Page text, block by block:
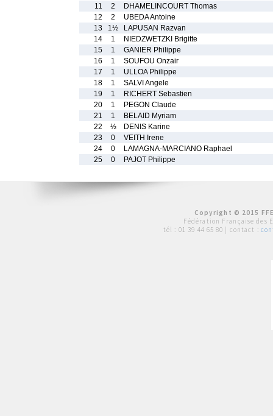
11
2
DHAMELINCOURT Thomas
12
2
UBEDA Antoine
13
1½
LAPUSAN Razvan
14
1
NIEDZWETZKI Brigitte
15
1
GANIER Philippe
16
1
SOUFOU Onzair
17
1
ULLOA Philippe
18
1
SALVI Angele
19
1
RICHERT Sebastien
20
1
PEGON Claude
21
1
BELAID Myriam
22
½
DENIS Karine
23
0
VEITH Irene
24
0
LAMAGNA-MARCIANO Raphael
25
0 PAJOT Philippe
Copyright © 2015
Fédération Française des
tél : 01 39 44 65 80 | contact :